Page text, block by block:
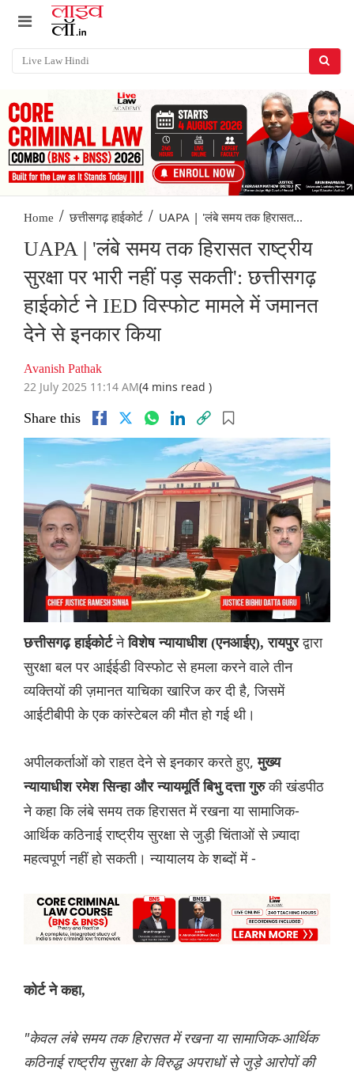
Home / छत्तीसगढ़ हाईकोर्ट / UAPA | 'लंबे समय तक हिरासत...
UAPA | 'लंबे समय तक हिरासत राष्ट्रीय
सुरक्षा पर भारी नहीं पड़ सकती': छत्तीसगढ़
हाईकोर्ट ने IED विस्फोट मामले में जमानत
देने से इनकार किया
Avanish Pathak
22 July 2025 11:14 AM(4 mins read )
Share this
छत्तीसगढ़ हाईकोर्टनेविशेष न्यायाधीश (एनआईए), रायपुरद्वारा
सुरक्षा बल पर आईईडी विस्फोट से हमला करने वाले तीन
व्यक्तियों की ज़मानत याचिका खारिज कर दी है, जिसमें
आईटीबीपी के एक कांस्टेबल की मौत हो गई थी।
अपीलकर्ताओं को राहत देने से इनकार करते हुए,मुख्य
न्यायाधीश रमेश सिन्हा और न्यायमूर्ति बिभु दत्ता गुरुकी खंडपीठ
ने कहा कि लंबे समय तक हिरासत में रखना या सामाजिक-
आर्थिक कठिनाई राष्ट्रीय सुरक्षा से जुड़ी चिंताओं से ज़्यादा
महत्वपूर्ण नहीं हो सकती। न्यायालय के शब्दों में -
कोर्ट ने कहा,
"केवल लंबे समय तक हिरासत में रखना या सामाजिक-आर्थिक
कठिनाई राष्ट्रीय सुरक्षा के विरुद्ध अपराधों से जुड़े आरोपों की